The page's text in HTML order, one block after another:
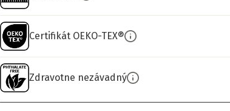
Certifikát OEKO-TEX®
Zdravotne nezávadný